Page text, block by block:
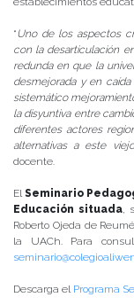
“Uno de los aspectos
con la desarticulación
redunda en que la
desmejorada y en
sistemático
la disyuntiva entre
diferentes actores
alternativas a este
docente.
ElSeminario
Educación situada,
Roberto Ojeda de
la UACh. Para
Descarga el Programa